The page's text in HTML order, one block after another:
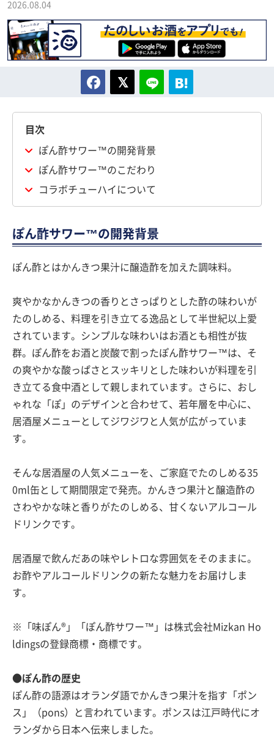
2026.08.04
目次
ぽん酢サワー™の開発背景
ぽん酢サワー™のこだわり
コラボチューハイについて
ぽん酢サワー™の開発背景
ぽん酢とはかんきつ果汁に醸造酢を加えた調味料。
爽やかなかんきつの香りとさっぱりとした酢の味わいが
たのしめる、料理を引き立てる逸品として半世紀以上愛
されています。シンプルな味わいはお酒とも相性が抜
群。ぽん酢をお酒と炭酸で割ったぽん酢サワー™は、そ
の爽やかな酸っぱさとスッキリとした味わいが料理を引
き立てる食中酒として親しまれています。さらに、おし
ゃれな「ぽ」のデザインと合わせて、若年層を中心に、
居酒屋メニューとしてジワジワと人気が広がっていま
す。
そんな居酒屋の人気メニューを、ご家庭でたのしめる35
0ml缶として期間限定で発売。かんきつ果汁と醸造酢の
さわやかな味と香りがたのしめる、甘くないアルコール
ドリンクです。
居酒屋で飲んだあの味やレトロな雰囲気をそのままに。
お酢やアルコールドリンクの新たな魅力をお届けしま
す。
※「味ぽん®」「ぽん酢サワー™」は株式会社Mizkan Ho
ldingsの登録商標・商標です。
●ぽん酢の歴史
ぽん酢の語源はオランダ語でかんきつ果汁を指す「ポン
ス」（pons）と言われています。ポンスは江戸時代にオ
ランダから日本へ伝来しました。